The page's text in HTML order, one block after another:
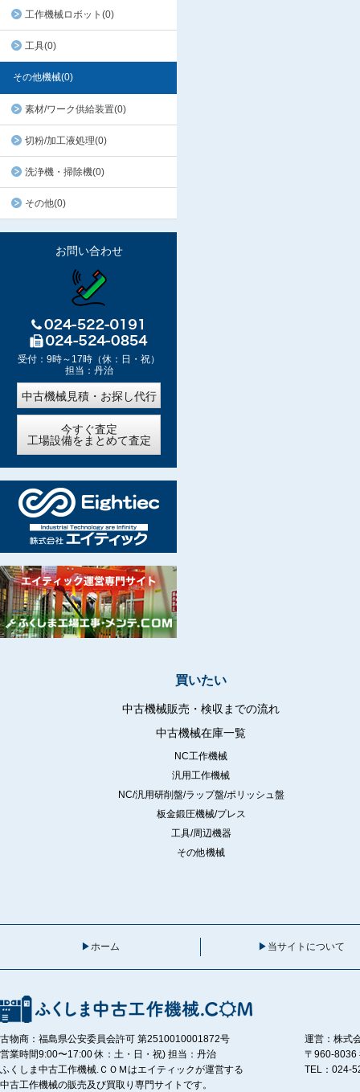
工作機械ロボット(0)
工具(0)
その他機械(0)
素材/ワーク供給装置(0)
切粉/加工液処理(0)
洗浄機・掃除機(0)
その他(0)
お問い合わせ
受付：9時～17時（休：日・祝）
担当：丹治
中古機械見積・お探し代行
今すぐ査定
工場設備をまとめて査定
買いたい
中古機械販売・検収までの流れ
中古機械在庫一覧
NC工作機械
汎用工作機械
NC/汎用研削盤/ラップ盤/ポリッシュ盤
板金鍛圧機械/プレス
工具/周辺機器
その他機械
ホーム 当サイトについて
古物商：福島県公安委員会許可 第2510010001872号
営業時間9:00〜17:00 休：土・日・祝) 担当：丹治
ふくしま中古工作機械.ＣＯＭはエイティックが運営する
中古工作機械の販売及び買取り専門サイトです。
運営：株式
〒960-8036
TEL：024-